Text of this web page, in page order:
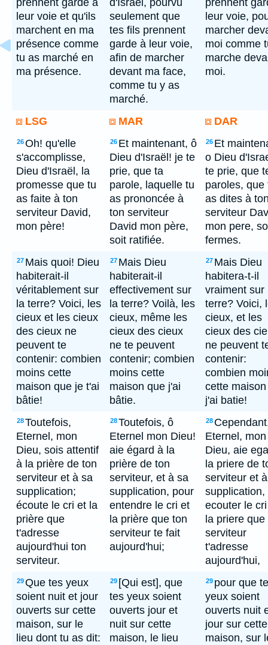
prennent garde à
leur voie et qu'ils
marchent en ma
présence comme
tu as marché en
ma présence.
d'Israël, pourvu
seulement que
tes fils prennent
garde à leur voie,
afin de marcher
devant ma face,
comme tu y as
marché.
prennent
leur voie,
marcher
moi comme
marche
moi.
LSG MAR DAR
26Oh! qu'elle
s'accomplisse,
Dieu d'Israël, la
promesse que tu
as faite à ton
serviteur David,
mon père!
26 Et maintenant, ô
Dieu d'Israël! je te
prie, que ta
parole, laquelle tu
as prononcée à
ton serviteur
David mon père,
soit ratifiée.
26 Et
o Dieu
te prie, que
paroles, que
as dites à
serviteur
mon pere,
fermes.
27 Mais quoi! Dieu
habiterait-il
véritablement sur
la terre? Voici, les
cieux et les cieux
des cieux ne
peuvent te
contenir: combien
moins cette
maison que je t'ai
bâtie!
27 Mais Dieu
habiterait-il
effectivement sur
la terre? Voilà, les
cieux, même les
cieux des cieux
ne te peuvent
contenir; combien
moins cette
maison que j'ai
bâtie.
27 Mais Dieu
habitera-t-il
vraiment sur
terre? Voici,
cieux, et les
cieux des
ne peuvent
contenir:
combien
cette
j'ai batie!
28Toutefois,
Eternel, mon
Dieu, sois attentif
à la prière de ton
serviteur et à sa
supplication;
écoute le cri et la
prière que
t'adresse
aujourd'hui ton
serviteur.
28Toutefois, ô
Eternel mon Dieu!
aie égard à la
prière de ton
serviteur, et à sa
supplication, pour
entendre le cri et
la prière que ton
serviteur te fait
aujourd'hui;
28
Eternel, mon
Dieu, aie
la priere de
serviteur et
supplication,
ecouter le
la priere que
serviteur
t'adresse
aujourd'hui,
29Que tes yeux
soient nuit et jour
ouverts sur cette
maison, sur le
lieu dont tu as dit:
29 [Qui est], que
tes yeux soient
ouverts jour et
nuit sur cette
maison, le lieu
29 pour que
yeux soient
ouverts nuit
jour sur cette
maison, sur